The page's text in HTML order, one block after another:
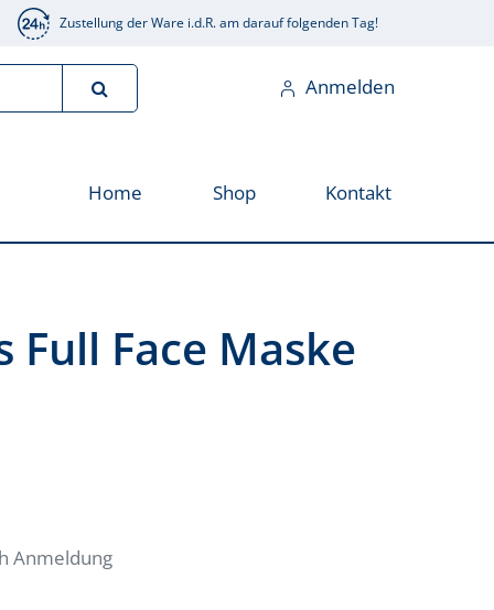
Zustellung der Ware i.d.R. am darauf folgenden Tag!
Anmelden
Home Shop Kontakt
Full Face Maske
Anmeldung